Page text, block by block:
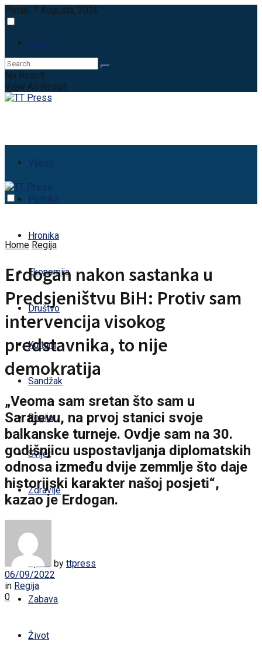
Petak, 7 Augusta, 2026
Login
No Result
View All Result
Vijesti
Politika
Hronika
Ekonomija
Društvo
Kultura
Sandžak
Regija
Svijet
Zdravlje
Sport
Zabava
Život
Home Regija
Erdogan nakon sastanka u
Predsjeništvu BiH: Protiv sam
intervencija visokog
predstavnika, to nije
demokratija
„Veoma sam sretan što sam u
Sarajevu, na prvoj stanici svoje
balkanske turneje. Ovdje sam na 30.
godišnjicu uspostavljanja diplomatskih
odnosa između dvije zemmlje što daje
historijski karakter našoj posjeti“,
kazao je Erdogan.
by ttpress
06/09/2022
in Regija
0